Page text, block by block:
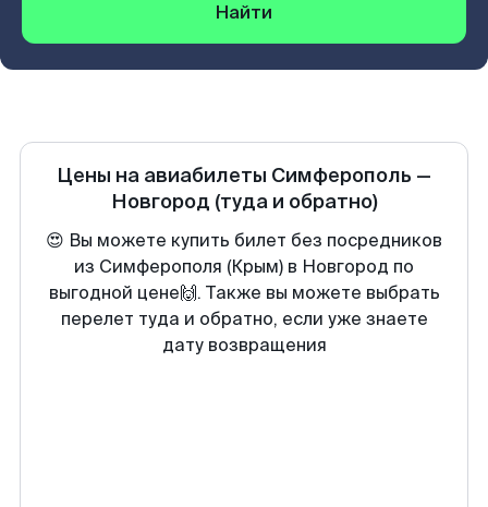
Найти
Цены на авиабилеты Симферополь —
Новгород (туда и обратно)
😍 Вы можете купить билет без посредников
из Симферополя (Крым) в Новгород по
выгодной цене🙌. Также вы можете выбрать
перелет туда и обратно, если уже знаете
дату возвращения